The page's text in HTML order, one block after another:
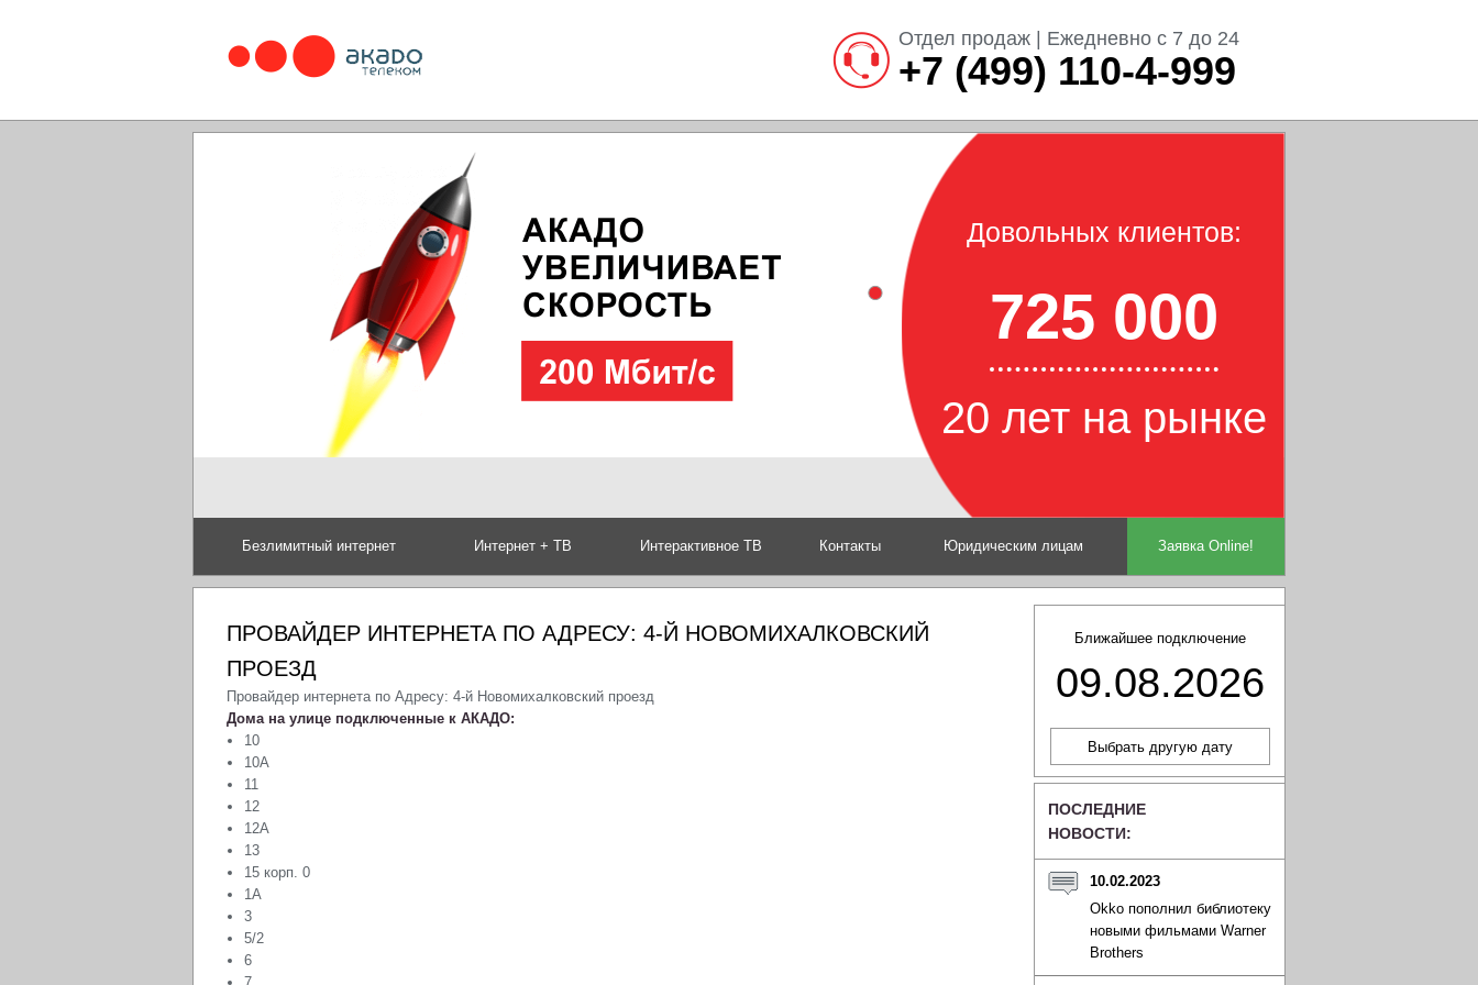
Отдел продаж | Ежедневно с 7 до 24
+7 (499) 110-4-999
Довольных клиентов:
725 000
20 лет на рынке
Безлимитный интернет Интернет + ТВ Интерактивное ТВ Контакты Юридическим лицам Заявка Online!
Ближайшее подключение
09.08.2026
ПОСЛЕДНИЕ
НОВОСТИ:
10.02.2023
Okko пополнил библиотеку
новыми фильмами Warner
Brothers
ПРОВАЙДЕР ИНТЕРНЕТА ПО АДРЕСУ: 4-Й НОВОМИХАЛКОВСКИЙ
ПРОЕЗД
Провайдер интернета по Адресу: 4-й Новомихалковский проезд
Дома на улице подключенные к АКАДО:
10
10А
11
12
12А
13
15 корп. 0
1А
3
5/2
6